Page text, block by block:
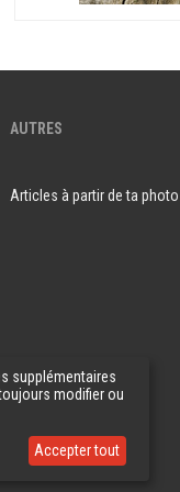
AUTRES
Articles à partir de ta photo
supplémentaires
modifier ou
Accepter tout